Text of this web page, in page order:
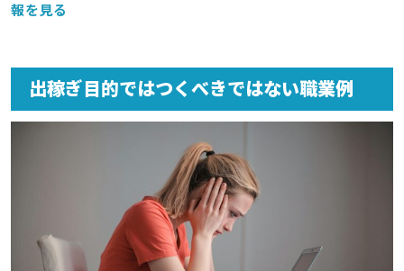
報を見る
出稼ぎ目的ではつくべきではない職業例